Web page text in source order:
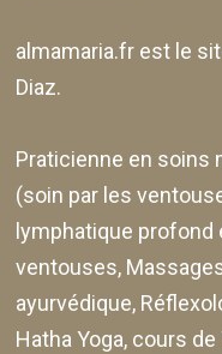
almamaria.fr est le
Diaz.
Praticienne en soins
(soin par les
lymphatique profond
ventouses,
ayurvédique,
Hatha Yoga, cours